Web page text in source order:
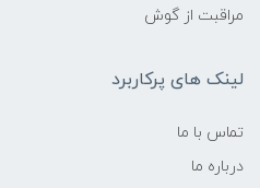
مراقبت از گوش
لینک های پرکاربرد
تماس با ما
درباره ما